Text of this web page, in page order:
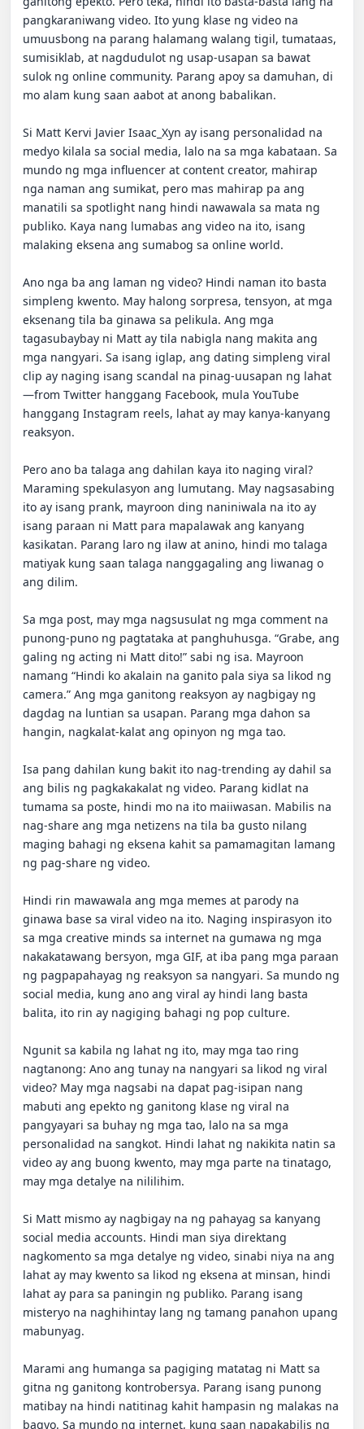
pangkaraniwang video. Ito yung klase ng video na
umuusbong na parang halamang walang tigil, tumataas,
sumisiklab, at nagdudulot ng usap-usapan sa bawat
sulok ng online community. Parang apoy sa damuhan, di
mo alam kung saan aabot at anong babalikan.
Si Matt Kervi Javier Isaac_Xyn ay isang personalidad na
medyo kilala sa social media, lalo na sa mga kabataan. Sa
mundo ng mga influencer at content creator, mahirap
nga naman ang sumikat, pero mas mahirap pa ang
manatili sa spotlight nang hindi nawawala sa mata ng
publiko. Kaya nang lumabas ang video na ito, isang
malaking eksena ang sumabog sa online world.
Ano nga ba ang laman ng video? Hindi naman ito basta
simpleng kwento. May halong sorpresa, tensyon, at mga
eksenang tila ba ginawa sa pelikula. Ang mga
tagasubaybay ni Matt ay tila nabigla nang makita ang
mga nangyari. Sa isang iglap, ang dating simpleng viral
clip ay naging isang scandal na pinag-uusapan ng lahat
—from Twitter hanggang Facebook, mula YouTube
hanggang Instagram reels, lahat ay may kanya-kanyang
reaksyon.
Pero ano ba talaga ang dahilan kaya ito naging viral?
Maraming spekulasyon ang lumutang. May nagsasabing
ito ay isang prank, mayroon ding naniniwala na ito ay
isang paraan ni Matt para mapalawak ang kanyang
kasikatan. Parang laro ng ilaw at anino, hindi mo talaga
matiyak kung saan talaga nanggagaling ang liwanag o
ang dilim.
Sa mga post, may mga nagsusulat ng mga comment na
punong-puno ng pagtataka at panghuhusga. “Grabe, ang
galing ng acting ni Matt dito!” sabi ng isa. Mayroon
namang “Hindi ko akalain na ganito pala siya sa likod ng
camera.” Ang mga ganitong reaksyon ay nagbigay ng
dagdag na luntian sa usapan. Parang mga dahon sa
hangin, nagkalat-kalat ang opinyon ng mga tao.
Isa pang dahilan kung bakit ito nag-trending ay dahil sa
ang bilis ng pagkakakalat ng video. Parang kidlat na
tumama sa poste, hindi mo na ito maiiwasan. Mabilis na
nag-share ang mga netizens na tila ba gusto nilang
maging bahagi ng eksena kahit sa pamamagitan lamang
ng pag-share ng video.
Hindi rin mawawala ang mga memes at parody na
ginawa base sa viral video na ito. Naging inspirasyon ito
sa mga creative minds sa internet na gumawa ng mga
nakakatawang bersyon, mga GIF, at iba pang mga paraan
ng pagpapahayag ng reaksyon sa nangyari. Sa mundo ng
social media, kung ano ang viral ay hindi lang basta
balita, ito rin ay nagiging bahagi ng pop culture.
Ngunit sa kabila ng lahat ng ito, may mga tao ring
nagtanong: Ano ang tunay na nangyari sa likod ng viral
video? May mga nagsabi na dapat pag-isipan nang
mabuti ang epekto ng ganitong klase ng viral na
pangyayari sa buhay ng mga tao, lalo na sa mga
personalidad na sangkot. Hindi lahat ng nakikita natin sa
video ay ang buong kwento, may mga parte na tinatago,
may mga detalye na nililihim.
Si Matt mismo ay nagbigay na ng pahayag sa kanyang
social media accounts. Hindi man siya direktang
nagkomento sa mga detalye ng video, sinabi niya na ang
lahat ay may kwento sa likod ng eksena at minsan, hindi
lahat ay para sa paningin ng publiko. Parang isang
misteryo na naghihintay lang ng tamang panahon upang
mabunyag.
Marami ang humanga sa pagiging matatag ni Matt sa
gitna ng ganitong kontrobersya. Parang isang punong
matibay na hindi natitinag kahit hampasin ng malakas na
bagyo. Sa mundo ng internet, kung saan napakabilis ng